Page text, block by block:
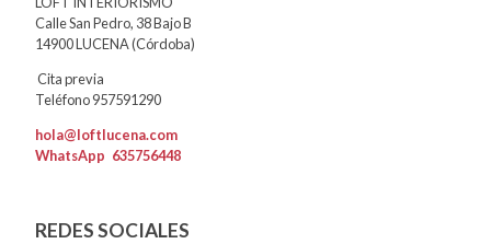
Calle San Pedro, 38 Bajo B
14900 LUCENA (Córdoba)
Cita previa
Teléfono 957591290
hola@loftlucena.com
WhatsApp 635756448
REDES SOCIALES